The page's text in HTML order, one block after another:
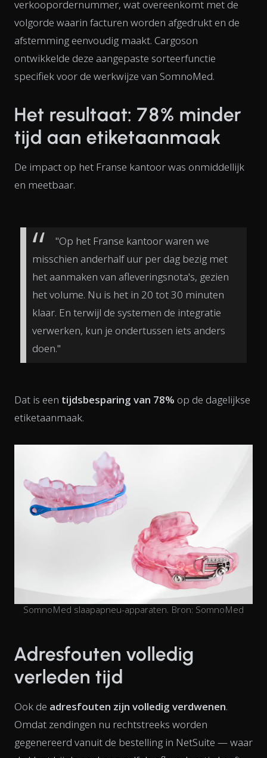
verkoopordernummer, wat overeenkomt met de
volgorde waarin facturen worden afgedrukt en de
afstemming eenvoudig maakt. Cargoson
ontwikkelde deze aangepaste sorteerfunctie
specifiek voor de werkwijze van SomnoMed.
Het resultaat: 78% minder
tijd aan etiketaanmaak
De impact op het Franse kantoor was onmiddellijk
en meetbaar.
"Op het Franse kantoor waren we
misschien anderhalf uur per dag bezig met
het aanmaken van afleveringsnota's, gezien
het volume. Nu is het in 20 tot 30 minuten
klaar. En terwijl de systemen de integratie
verwerken, kun je ondertussen iets anders
doen."
Dat is een tijdsbesparing van 78% op de dagelijkse
etiketaanmaak.
SomnoMed slaapapneu-apparaten. Bron: SomnoMed
Adresfouten volledig
verleden tijd
Ook de adresfouten zijn volledig verdwenen.
Omdat zendingen nu rechtstreeks worden
gegenereerd vanuit de bestelling in NetSuite — waar